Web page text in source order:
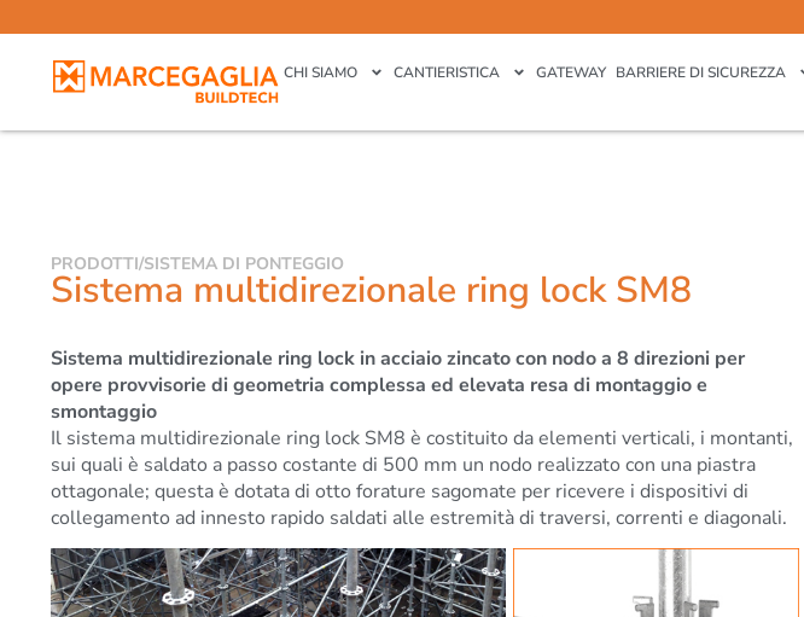
CHI SIAMO CANTIERISTICA GATEWAY BARRIERE DI SICUREZZA
PRODOTTI/SISTEMA DI PONTEGGIO
Sistema multidirezionale ring lock SM8
Sistema multidirezionale ring lock in acciaio zincato con nodo a 8 direzioni per
opere provvisorie di geometria complessa ed elevata resa di montaggio e
smontaggio
Il sistema multidirezionale ring lock SM8 è costituito da elementi verticali, i montanti,
sui quali è saldato a passo costante di 500 mm un nodo realizzato con una piastra
ottagonale; questa è dotata di otto forature sagomate per ricevere i dispositivi di
collegamento ad innesto rapido saldati alle estremità di traversi, correnti e diagonali.